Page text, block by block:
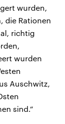
wurden,
die Rationen
richtig
wurden
Auschwitz,
sind.“